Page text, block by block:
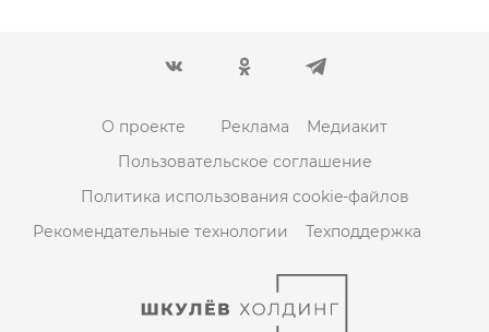
О проекте Реклама
Медиакит
Пользовательское соглашение
Политика использования cookie-файлов
Рекомендательные технологии
Техподдержка